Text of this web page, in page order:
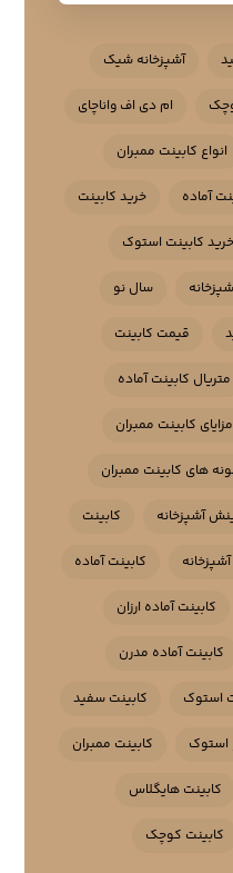
آشپزخانه شیک
ام دی اف واناچای
انواع کابینت ممبران
آماده خرید کابینت
خرید کابینت استوک
سال نو
قیمت کابینت
متریال کابینت آماده
مزایای کابینت ممبران
های کابینت ممبران
آشپزخانه کابینت
کابینت آماده
کابینت آماده ارزان
کابینت آماده مدرن
استوک کابینت سفید
استوک کابینت ممبران
کابینت هایگلاس
کابینت کوچک